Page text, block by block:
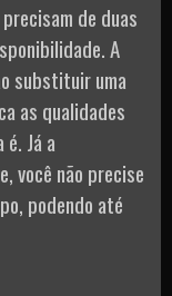
de duas
A
substituir uma
as qualidades
Já a
você não precise
podendo até